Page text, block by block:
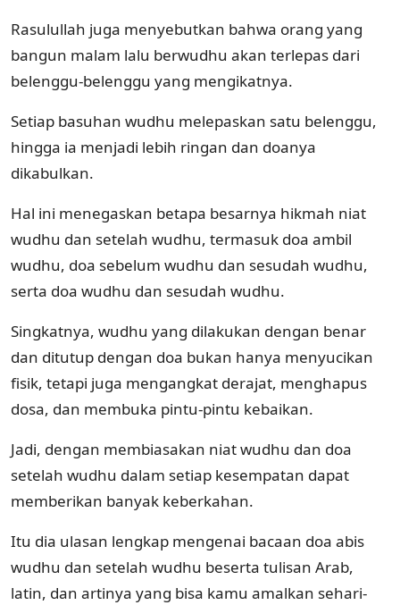
Rasulullah juga menyebutkan bahwa orang yang
bangun malam lalu berwudhu akan terlepas dari
belenggu-belenggu yang mengikatnya.
Setiap basuhan wudhu melepaskan satu belenggu,
hingga ia menjadi lebih ringan dan doanya
dikabulkan.
Hal ini menegaskan betapa besarnya hikmah niat
wudhu dan setelah wudhu, termasuk doa ambil
wudhu, doa sebelum wudhu dan sesudah wudhu,
serta doa wudhu dan sesudah wudhu.
Singkatnya, wudhu yang dilakukan dengan benar
dan ditutup dengan doa bukan hanya menyucikan
fisik, tetapi juga mengangkat derajat, menghapus
dosa, dan membuka pintu-pintu kebaikan.
Jadi, dengan membiasakan niat wudhu dan doa
setelah wudhu dalam setiap kesempatan dapat
memberikan banyak keberkahan.
Itu dia ulasan lengkap mengenai bacaan doa abis
wudhu dan setelah wudhu beserta tulisan Arab,
latin, dan artinya yang bisa kamu amalkan sehari-